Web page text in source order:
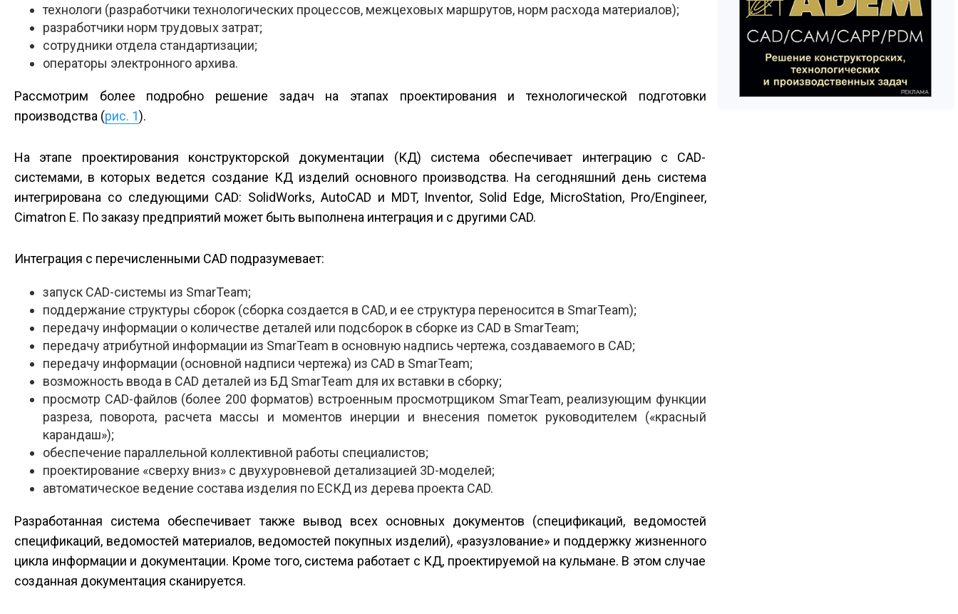
технологи (разработчики технологических процессов, межцеховых маршрутов, норм расхода материалов);
разработчики норм трудовых затрат;
сотрудники отдела стандартизации;
операторы электронного архива.
Рассмотрим более подробно решение задач на этапах проектирования и технологической подготовки
производства (рис. 1).
На этапе проектирования конструкторской документации (КД) система обеспечивает интеграцию с CAD-
системами, в которых ведется создание КД изделий основного производства. На сегодняшний день система
интегрирована со следующими CAD: SolidWorks, AutoCAD и MDT, Inventor, Solid Edge, MicroStation, Pro/Engineer,
Cimatron E. По заказу предприятий может быть выполнена интеграция и с другими CAD.
Интеграция с перечисленными CAD подразумевает:
запуск CAD-системы из SmarTeam;
поддержание структуры сборок (сборка создается в CAD, и ее структура переносится в SmarTeam);
передачу информации о количестве деталей или подсборок в сборке из CAD в SmarTeam;
передачу атрибутной информации из SmarTeam в основную надпись чертежа, создаваемого в CAD;
передачу информации (основной надписи чертежа) из CAD в SmarTeam;
возможность ввода в CAD деталей из БД SmarTeam для их вставки в сборку;
просмотр CAD-файлов (более 200 форматов) встроенным просмотрщиком SmarTeam, реализующим функции
разреза, поворота, расчета массы и моментов инерции и внесения пометок руководителем («красный
карандаш»);
обеспечение параллельной коллективной работы специалистов;
проектирование «сверху вниз» с двухуровневой детализацией 3D-моделей;
автоматическое ведение состава изделия по ЕСКД из дерева проекта CAD.
Разработанная система обеспечивает также вывод всех основных документов (спецификаций, ведомостей
спецификаций, ведомостей материалов, ведомостей покупных изделий), «разузлование» и поддержку жизненного
цикла информации и документации. Кроме того, система работает с КД, проектируемой на кульмане. В этом случае
созданная документация сканируется.